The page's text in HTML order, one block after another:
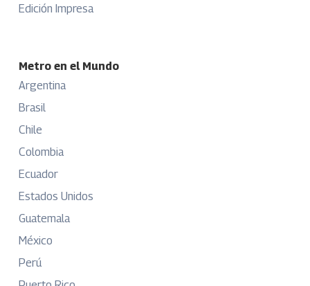
Edición Impresa
Metro en el Mundo
Argentina
Brasil
Chile
Colombia
Ecuador
Estados Unidos
Guatemala
México
Perú